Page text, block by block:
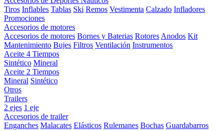
Tiros Inflables Tablas Ski Remos Vestimenta Calzado Infladores
Promociones
Accesorios de motores
Accesorios de motores Bornes y Baterias Rotores Anodos Kit
Mantenimiento Bujes Filtros Ventilación Instrumentos
Aceite 4 Tiempos
Sintético Mineral
Aceite 2 Tiempos
Mineral Sintético
Otros
Trailers
2 ejes 1 eje
Accesorios de trailer
Enganches Malacates Elásticos Rulemanes Bochas Guardabarros